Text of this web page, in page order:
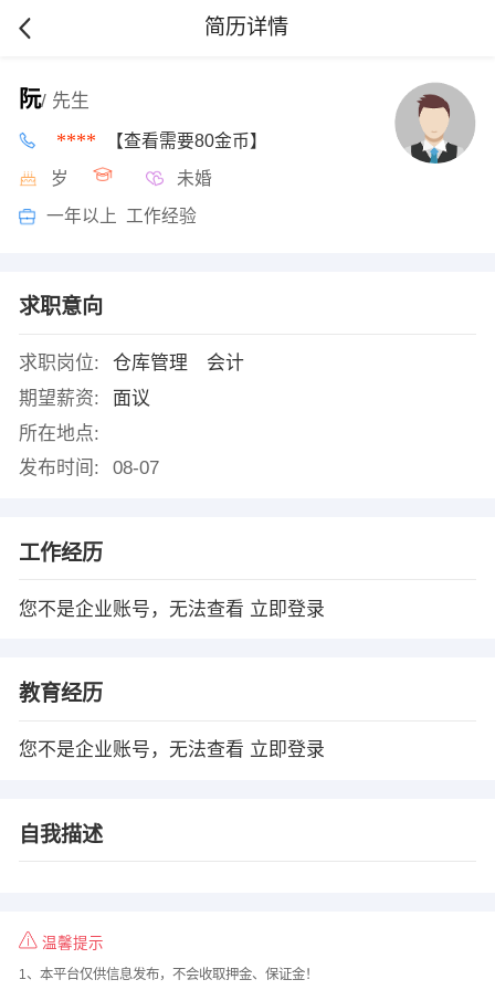
简历详情
阮/ 先生
**** 【查看需要80金币】
岁 未婚
一年以上 工作经验
求职意向
求职岗位:
仓库管理 会计
期望薪资:
面议
所在地点:
发布时间:
08-07
工作经历
您不是企业账号，无法查看 立即登录
教育经历
您不是企业账号，无法查看 立即登录
自我描述
温馨提示
1、本平台仅供信息发布，不会收取押金、保证金！